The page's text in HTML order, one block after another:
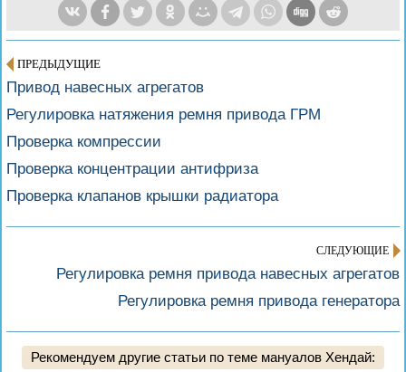
ПРЕДЫДУЩИЕ
Привод навесных агрегатов
Регулировка натяжения ремня привода ГРМ
Проверка компрессии
Проверка концентрации антифриза
Проверка клапанов крышки радиатора
СЛЕДУЮЩИЕ
Регулировка ремня привода навесных агрегатов
Регулировка ремня привода генератора
Рекомендуем другие статьи по теме мануалов Хендай: